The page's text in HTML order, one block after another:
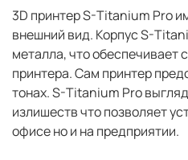
3D принтер S-Titanium Pro
внешний вид. Корпус S-
металла, что обеспечивает
принтера. Сам принтер
тонах. S-Titanium Pro
излишеств что позволяет
офисе но и на предприятии.